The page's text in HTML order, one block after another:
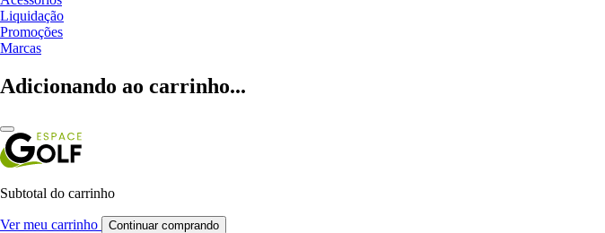
Liquidação
Promoções
Marcas
Adicionando ao carrinho...
Subtotal do carrinho
Ver meu carrinho Continuar comprando